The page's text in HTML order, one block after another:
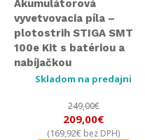
Akumulátorová
vyvetvovacia píla –
plotostrih STIGA SMT
100e Kit s batériou a
nabíjačkou
Skladom na predajni
249,00€
209,00€
(169,92€ bez DPH)